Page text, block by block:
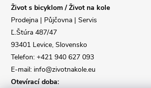
Život s bicyklom / Život na kole
Prodejna | Půjčovna | Servis
Ľ.Štúra 487/47
93401 Levice, Slovensko
Telefon: +421 940 627 093
E-mail: info@zivotnakole.eu
Otevírací doba: